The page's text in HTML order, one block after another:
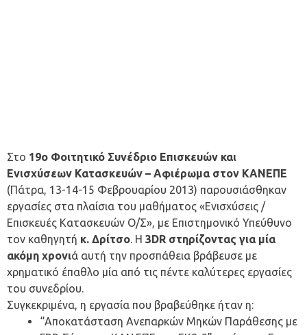
Στο 19ο Φοιτητικό Συνέδριο Επισκευών και
Ενισχύσεων Κατασκευών – Αφιέρωμα στον ΚΑΝΕΠΕ
(Πάτρα, 13-14-15 Φεβρουαρίου 2013) παρουσιάσθηκαν
εργασίες στα πλαίσια του μαθήματος «Ενισχύσεις /
Επισκευές Κατασκευών Ο/Σ», με Επιστημονικό Υπεύθυνο
τον καθηγητή κ. Δρίτσο. Η 3DR στηρίζοντας για μία
ακόμη χρονιά αυτή την προσπάθεια βράβευσε με
χρηματικό έπαθλο μία από τις πέντε καλύτερες εργασίες
του συνεδρίου.
Συγκεκριμένα, η εργασία που βραβεύθηκε ήταν η:
“Αποκατάσταση Ανεπαρκών Μηκών Παράθεσης με